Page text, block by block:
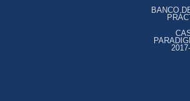
BANCO